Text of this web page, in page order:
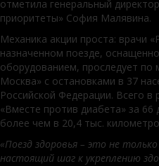
отметила генеральный
приоритеты» София Малявина.
Механика акции проста: врачи
назначенном поезде,
оборудованием, проследует по
Москва» с остановками в 37
Российской Федерации. Всего в
«Вместе против диабета» за 66
более чем в 20,4 тыс.
«Поезд здоровья – это не
настоящий шаг к укреплению